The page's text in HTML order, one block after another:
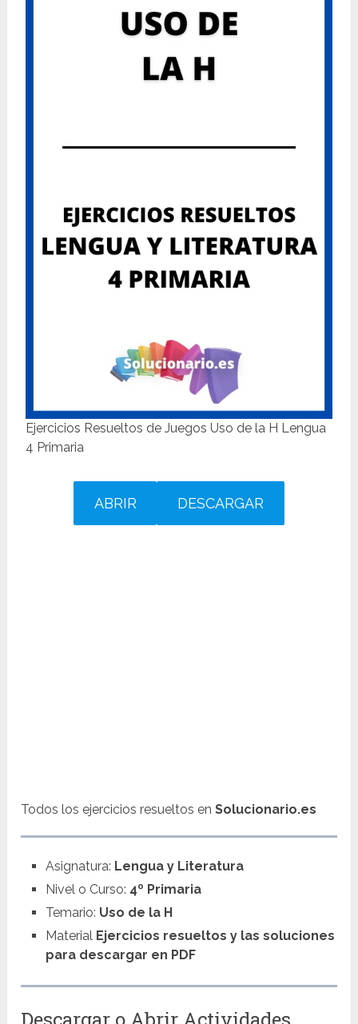
Ejercicios Resueltos de Juegos Uso de la H Lengua
4 Primaria
ABRIR DESCARGAR
Todos los ejercicios resueltos enSolucionario.es
Asignatura: Lengua y Literatura
Nivel o Curso: 4º Primaria
Temario: Uso de la H
Material Ejercicios resueltos y las soluciones
para descargar en PDF